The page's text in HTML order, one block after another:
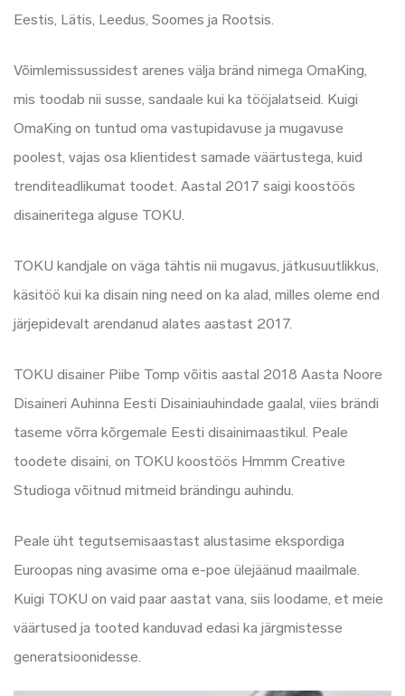
Eestis, Lätis, Leedus, Soomes ja Rootsis.
Võimlemissussidest arenes välja bränd nimega OmaKing,
mis toodab nii susse, sandaale kui ka tööjalatseid. Kuigi
OmaKing on tuntud oma vastupidavuse ja mugavuse
poolest, vajas osa klientidest samade väärtustega, kuid
trenditeadlikumat toodet. Aastal 2017 saigi koostöös
disaineritega alguse TOKU.
TOKU kandjale on väga tähtis nii mugavus, jätkusuutlikkus,
käsitöö kui ka disain ning need on ka alad, milles oleme end
järjepidevalt arendanud alates aastast 2017.
TOKU disainer Piibe Tomp võitis aastal 2018 Aasta Noore
Disaineri Auhinna Eesti Disainiauhindade gaalal, viies brändi
taseme võrra kõrgemale Eesti disainimaastikul. Peale
toodete disaini, on TOKU koostöös Hmmm Creative
Studioga võitnud mitmeid brändingu auhindu.
Peale üht tegutsemisaastast alustasime ekspordiga
Euroopas ning avasime oma e-poe ülejäänud maailmale.
Kuigi TOKU on vaid paar aastat vana, siis loodame, et meie
väärtused ja tooted kanduvad edasi ka järgmistesse
generatsioonidesse.